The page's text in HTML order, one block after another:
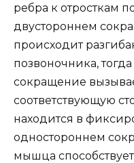
ребра к отросткам
двустороннем
происходит
позвоночника,
сокращение
соответствующую
находится в
одностороннем
мышца